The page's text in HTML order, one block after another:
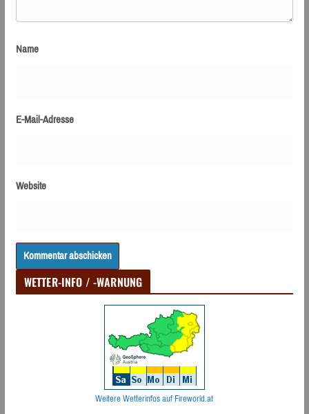
Name
E-Mail-Adresse
Website
WETTER-INFO / -WARNUNG
Weitere Wetterinfos auf Fireworld.at